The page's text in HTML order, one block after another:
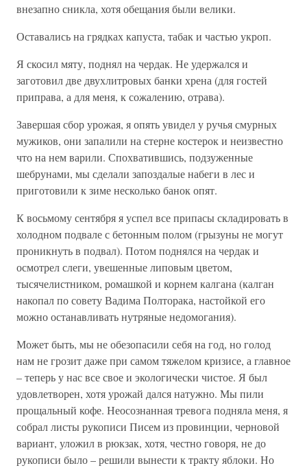
внезапно сникла, хотя обещания были велики.
Оставались на грядках капуста, табак и частью укроп.
Я скосил мяту, поднял на чердак. Не удержался и
заготовил две двухлитровых банки хрена (для гостей
приправа, а для меня, к сожалению, отрава).
Завершая сбор урожая, я опять увидел у ручья смурных
мужиков, они запалили на стерне костерок и неизвестно
что на нем варили. Спохватившись, подзуженные
шебрунами, мы сделали запоздалые набеги в лес и
приготовили к зиме несколько банок опят.
К восьмому сентября я успел все припасы складировать в
холодном подвале с бетонным полом (грызуны не могут
проникнуть в подвал). Потом поднялся на чердак и
осмотрел слеги, увешенные липовым цветом,
тысячелистником, ромашкой и корнем калгана (калган
накопал по совету Вадима Полторака, настойкой его
можно останавливать нутряные недомогания).
Может быть, мы не обезопасили себя на год, но голод
нам не грозит даже при самом тяжелом кризисе, а главное
– теперь у нас все свое и экологически чистое. Я был
удовлетворен, хотя урожай дался натужно. Мы пили
прощальный кофе. Неосознанная тревога подняла меня, я
собрал листы рукописи Писем из провинции, черновой
вариант, уложил в рюкзак, хотя, честно говоря, не до
рукописи было – решили вынести к тракту яблоки. Но